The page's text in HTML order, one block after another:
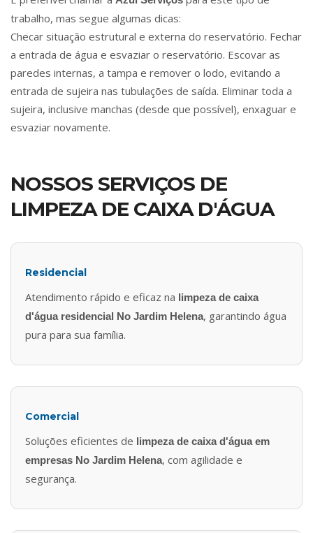
trabalho, mas segue algumas dicas:
Checar situação estrutural e externa do reservatório. Fechar
a entrada de água e esvaziar o reservatório. Escovar as
paredes internas, a tampa e remover o lodo, evitando a
entrada de sujeira nas tubulações de saída. Eliminar toda a
sujeira, inclusive manchas (desde que possível), enxaguar e
esvaziar novamente.
NOSSOS SERVIÇOS DE
LIMPEZA DE CAIXA D'ÁGUA
Residencial
Atendimento rápido e eficaz na limpeza de caixa
d'água residencial No Jardim Helena, garantindo água
pura para sua família.
Comercial
Soluções eficientes de limpeza de caixa d'água em
empresas No Jardim Helena, com agilidade e
segurança.